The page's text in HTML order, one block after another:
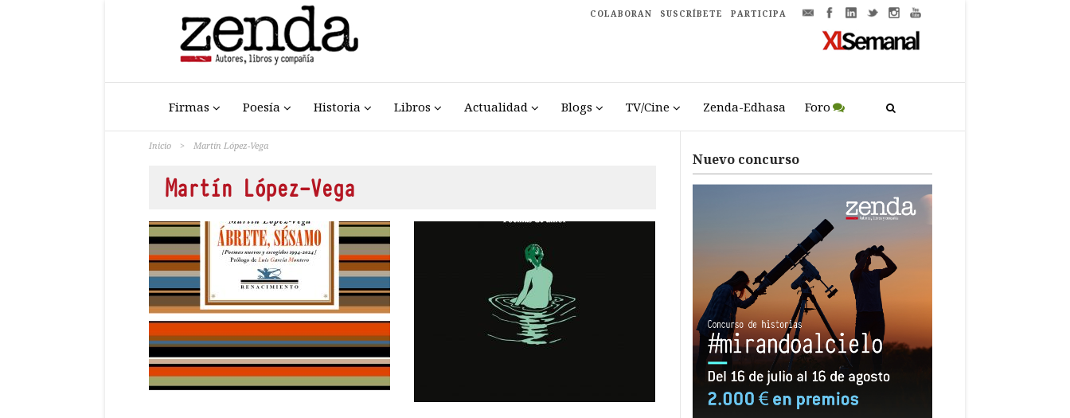
COLABORAN SUSCRÍBETE PARTICIPA
Firmas Poesía Historia Libros Actualidad Blogs TV/Cine Zenda-Edhasa Foro
Inicio > Martín López-Vega
Martín López-Vega
Nuevo concurso